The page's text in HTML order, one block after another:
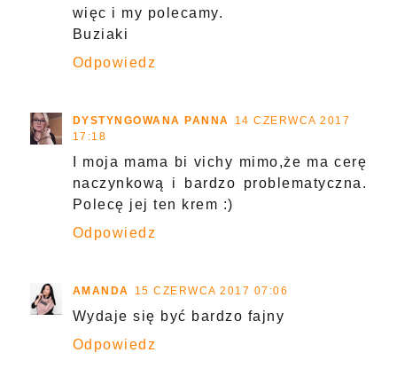
więc i my polecamy.
Buziaki
Odpowiedz
DYSTYNGOWANA PANNA
14 CZERWCA 2017
17:18
I moja mama bi vichy mimo,że ma cerę
naczynkową i bardzo problematyczna.
Polecę jej ten krem :)
Odpowiedz
AMANDA 15 CZERWCA 2017 07:06
Wydaje się być bardzo fajny
Odpowiedz